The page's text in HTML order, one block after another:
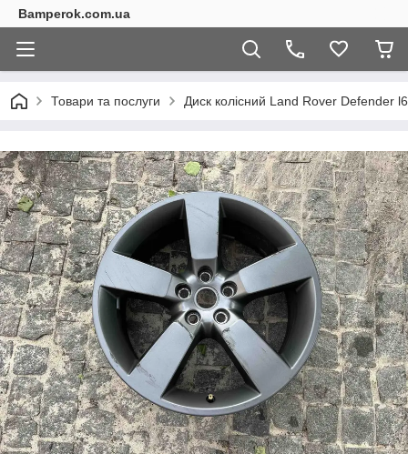
Bamperok.com.ua
Товари та послуги Диск колісний Land Rover Defender